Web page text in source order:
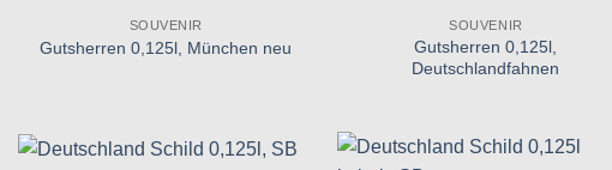
hinzufügen
SOUVENIR
Gutsherren 0,125l, München neu
hinzufügen
SOUVENIR
Gutsherren 0,125l,
Deutschlandfahnen